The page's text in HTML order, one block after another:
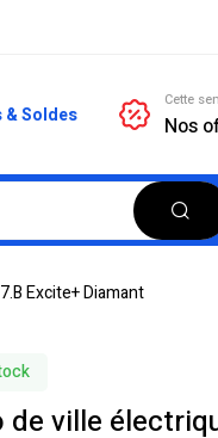
& Soldes
Cette
Nos
Excite+ Diamant
de ville